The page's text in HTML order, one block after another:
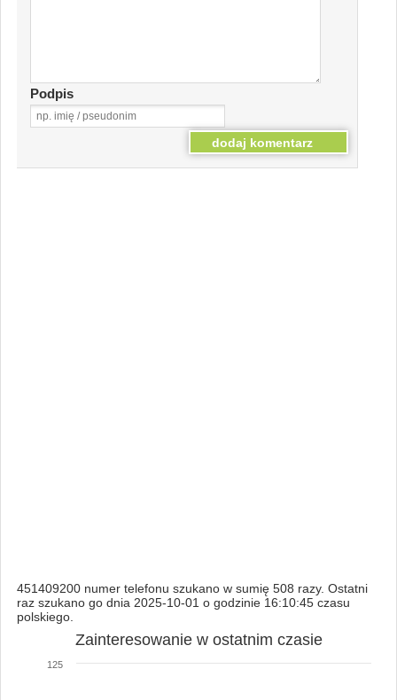
Podpis
451409200 numer telefonu szukano w sumię 508 razy. Ostatni
raz szukano go dnia 2025-10-01 o godzinie 16:10:45 czasu
polskiego.
Zainteresowanie w ostatnim czasie
125